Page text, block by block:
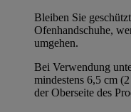
Bleiben Sie
Ofenhandschuhe,
umgehen.
Bei Verwendung
mindestens 6,5 cm
der Oberseite des